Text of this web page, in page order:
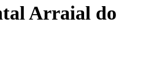
Arraial do